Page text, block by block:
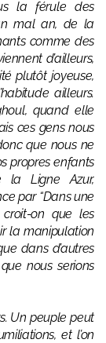
la férule des
mal an, de la
comme des
d’ailleurs,
plutôt joyeuse,
ailleurs.
quand elle
ces gens nous
que nous ne
propres enfants
la Ligne Azur,
par “Dans une
croit-on que les
la manipulation
dans d’autres
nous serions
Un peuple peut
et l’on